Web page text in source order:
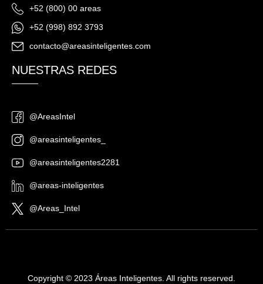
+52 (800) 00 areas
+52 (998) 892 3793
contacto@areasinteligentes.com
NUESTRAS REDES
@AreasIntel
@areasinteligentes_
@areasinteligentes2281
@areas-inteligentes
@Areas_Intel
Copyright © 2023 Áreas Inteligentes. All rights reserved.